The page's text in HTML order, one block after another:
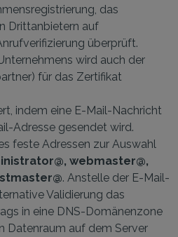
das
Drittanbietern auf
überprüft.
wird auch der
für das Zertifikat
indem eine E-Mail-Nachricht
Adresse gesendet wird.
feste Adressen zur Auswahl
webmaster@,
. Anstelle der E-Mail-
Validierung das
in eine DNS-Domänenzone
Datenraum auf dem Server